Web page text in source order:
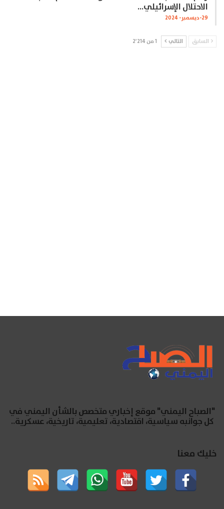
الاحتلال الإسرائيلي…
29-ديسمبر- 2024
السابق التالي 1 من 2٬214
"الصباح اليمني" موقع إخباري متخصص بالشأن اليمني في
كل جوانبه سياسية، اقتصادية، تعليمية، تاريخية، عسكرية..
خليك معنا